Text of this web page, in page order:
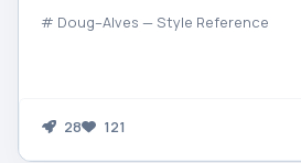
# Doug–Alves — Style Reference
28 121